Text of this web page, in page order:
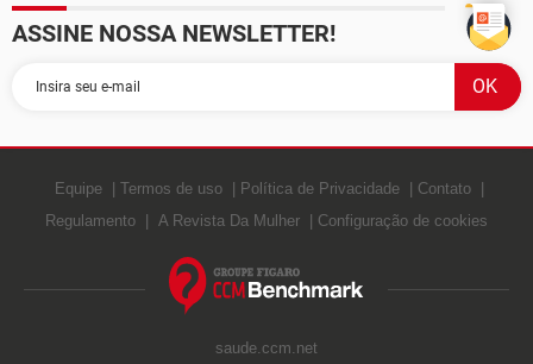
ASSINE NOSSA NEWSLETTER!
Equipe Termos de uso Política de Privacidade
Contato
Regulamento
A Revista Da Mulher Configuração de cookies
saude.ccm.net